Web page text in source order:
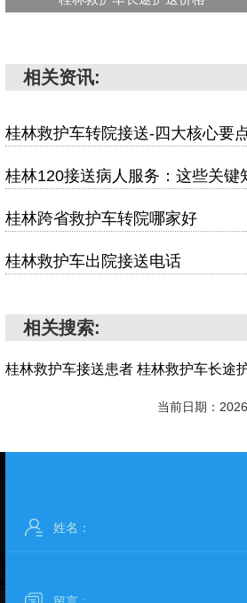
相关资讯:
桂林救护车转院接送-四大核心要
桂林120接送病人服务：这些关键
桂林跨省救护车转院哪家好
桂林救护车出院接送电话
相关搜索:
桂林救护车接送患者 桂林救护车长途
当前日期：